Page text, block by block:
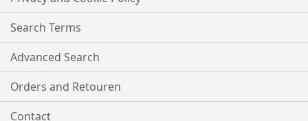
Search Terms
Advanced Search
Orders and Retouren
Contact